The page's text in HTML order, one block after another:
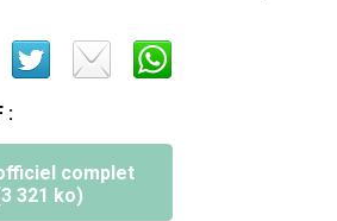
:
complet
321 ko)